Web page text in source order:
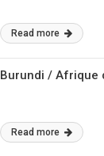
Read more
Burundi / Afrique
Read more